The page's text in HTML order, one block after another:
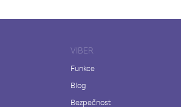
VIBER
Funkce
Blog
Bezpečnost